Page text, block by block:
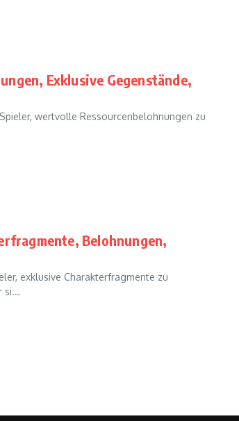
Exklusive Gegenstände,
wertvolle Ressourcenbelohnungen zu
Belohnungen,
exklusive Charakterfragmente zu
si...